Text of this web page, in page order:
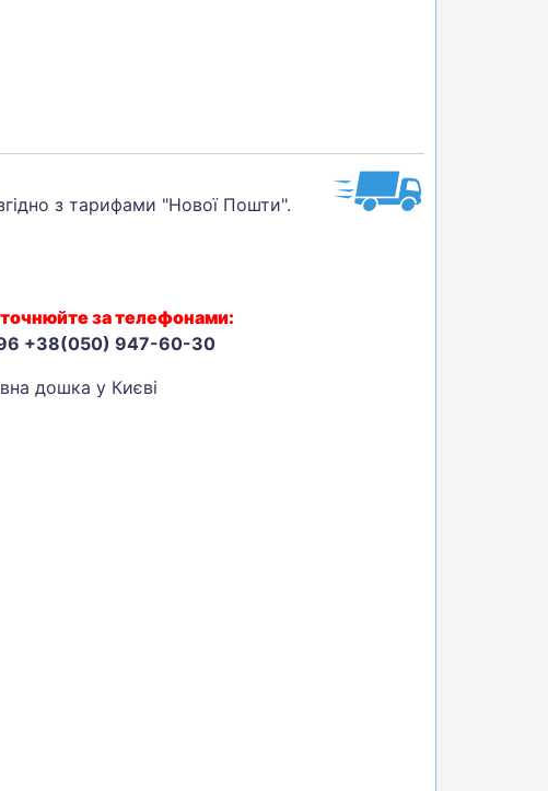
з тарифами "Нової Пошти".
за телефонами:
+38(050) 947-60-30
дошка у Києві